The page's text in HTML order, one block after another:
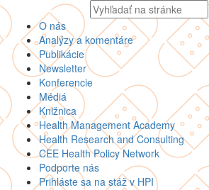
Vyhľadávaný
text
O nás
Analýzy a komentáre
Publikácie
Newsletter
Konferencie
Médiá
Knižnica
Health Management Academy
Health Research and Consulting
CEE Health Policy Network
Podporte nás
Prihláste sa na stáž v HPI